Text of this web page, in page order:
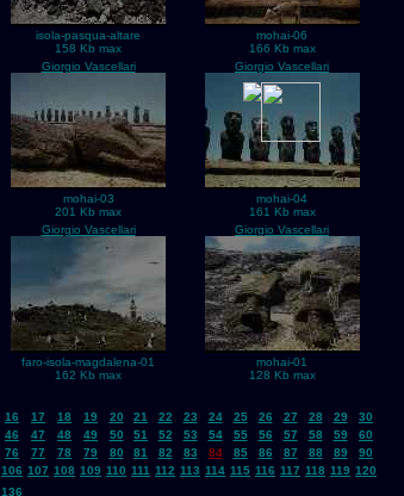
isola-pasqua-altare
158 Kb max
mohai-06
166 Kb max
Giorgio Vascellari
mohai-03
201 Kb max
Giorgio Vascellari
mohai-04
161 Kb max
Giorgio Vascellari
faro-isola-magdalena-01
162 Kb max
Giorgio Vascellari
mohai-01
128 Kb max
16 17 18 19 20 21 22 23 24 25 26 27 28 29
30
46 47 48 49 50 51 52 53 54 55 56 57 58 59
60
76 77 78 79 80 81 82 83 84 85 86 87 88 89
90
106 107 108 109 110 111 112 113 114 115 116 117 118 119 120
136